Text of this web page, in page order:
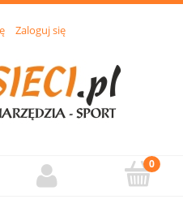
Zaloguj się